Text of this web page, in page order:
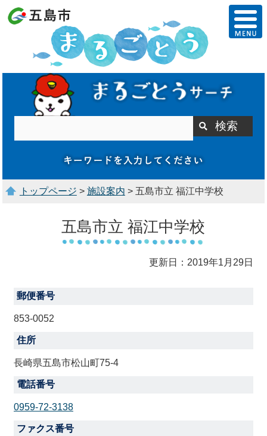
トップページ > 施設案内 > 五島市立 福江中学校
五島市立 福江中学校
更新日：2019年1月29日
郵便番号
853-0052
住所
長崎県五島市松山町75-4
電話番号
0959-72-3138
ファクス番号